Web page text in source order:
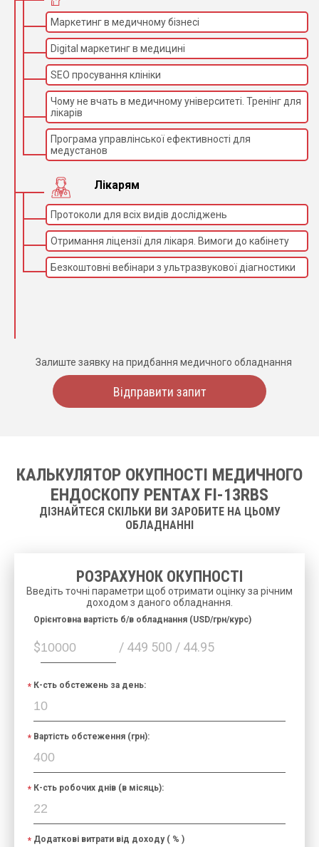
Маркетинг в медичному бізнесі
Digital маркетинг в медицині
SEO просування клініки
Чому не вчать в медичному університеті. Тренінг для
лікарів
Програма управлінської ефективності для
медустанов
Лікарям
Протоколи для всіх видів досліджень
Отримання ліцензії для лікаря. Вимоги до кабінету
Безкоштовні вебінари з ультразвукової діагностики
Залиште заявку на придбання медичного обладнання
Відправити запит
КАЛЬКУЛЯТОР ОКУПНОСТІ МЕДИЧНОГО
ЕНДОСКОПУ PENTAX FI-13RBS
ДІЗНАЙТЕСЯ СКІЛЬКИ ВИ ЗАРОБИТЕ НА ЦЬОМУ
ОБЛАДНАННІ
РОЗРАХУНОК ОКУПНОСТІ
Введіть точні параметри щоб отримати оцінку за річним
доходом з даного обладнання.
$ / 449 500 / 44.95
Орієнтовна вартість б/в обладнання (USD/грн/курс)
К-сть обстежень за день:
Вартість обстеження (грн):
К-сть робочих днів (в місяць):
Додаткові витрати від доходу ( % )